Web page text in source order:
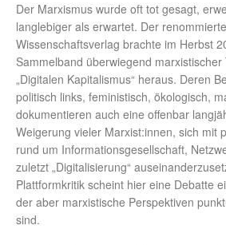
Der Marxismus wurde oft tot gesagt,
langlebiger als erwartet. Der
Wissenschaftsverlag brachte im Herbst
Sammelband überwiegend
„Digitalen Kapitalismus“ heraus. Deren
politisch links, feministisch, ökologisch,
dokumentieren auch eine offenbar
Weigerung vieler Marxist:innen, sich mit
rund um Informationsgesellschaft,
zuletzt „Digitalisierung“
Plattformkritik scheint hier eine Debatte
der aber marxistische Perspektiven
sind.